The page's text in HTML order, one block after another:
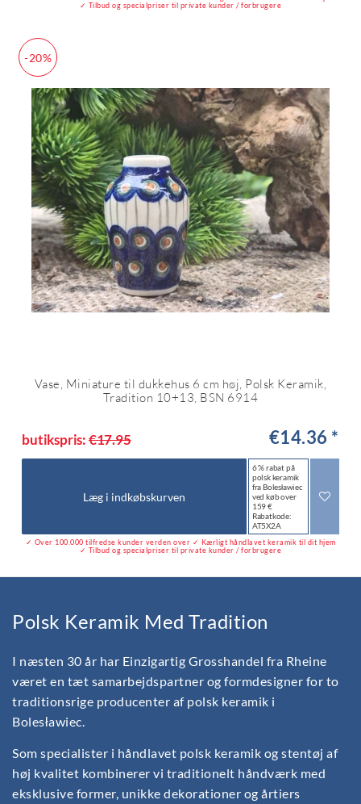
✓ Tilbud og specialpriser til private kunder / forbrugere
-20%
Vase, Miniature til dukkehus 6 cm høj, Polsk Keramik,
Tradition 10+13, BSN 6914
butikspris:€17.95 €14.36 *
Læg i indkøbskurven
6 % rabat på
polsk keramik
fra Bolesławiec
ved køb over
159 €
Rabatkode:
AT5X2A
✓ Over 100.000 tilfredse kunder verden over ✓ Kærligt håndlavet keramik til dit hjem
✓ Tilbud og specialpriser til private kunder / forbrugere
Polsk Keramik Med Tradition
I næsten 30 år har Einzigartig Grosshandel fra Rheine
været en tæt samarbejdspartner og formdesigner for to
traditionsrige producenter af polsk keramik i
Bolesławiec.
Som specialister i håndlavet polsk keramik og stentøj af
høj kvalitet kombinerer vi traditionelt håndværk med
eksklusive former, unikke dekorationer og årtiers